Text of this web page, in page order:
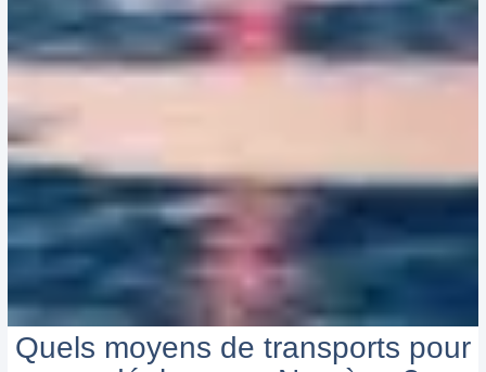
Quels moyens de transports pour